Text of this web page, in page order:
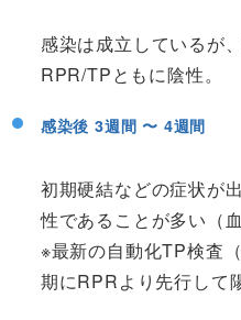
感染は成立しているが
RPR/TPともに陰性。
感染後 3週間 〜 4週間
初期硬結などの症状が
性であることが多い（
※最新の自動化TP検査
期にRPRより先行して